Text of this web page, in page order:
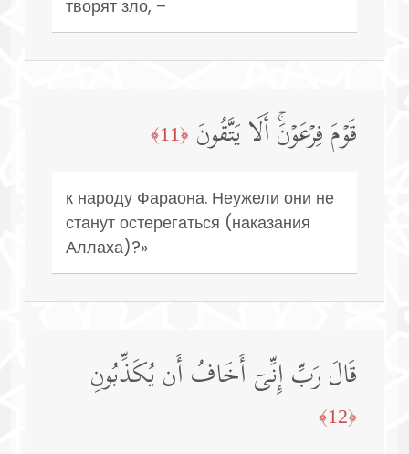
творят зло, –
قَوۡمَ فِرۡعَوۡنَۚ أَلَا یَتَّقُونَ ﴿11﴾
к народу Фараона. Неужели они не
станут остерегаться (наказания
Аллаха)?»
قَالَ رَبِّ إِنِّیۤ أَخَافُ أَن یُكَذِّبُونِ
﴿12﴾